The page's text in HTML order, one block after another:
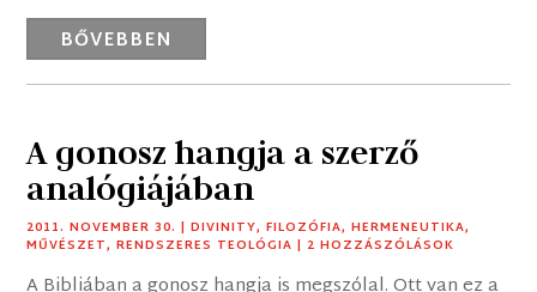
BŐVEBBEN
A gonosz hangja a szerző
analógiájában
2011. NOVEMBER 30. |DIVINITY,FILOZÓFIA,HERMENEUTIKA,
MŰVÉSZET,RENDSZERES TEOLÓGIA | 2 HOZZÁSZÓLÁSOK